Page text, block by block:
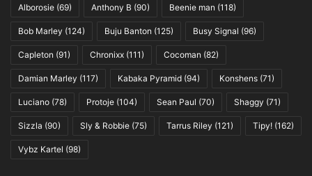
Alborosie (69) Anthony B (90) Beenie man (118)
Bob Marley (124) Buju Banton (125) Busy Signal (96)
Capleton (91) Chronixx (111) Cocoman (82)
Damian Marley (117) Kabaka Pyramid (94) Konshens (71)
Luciano (78) Protoje (104) Sean Paul (70) Shaggy (71)
Sizzla (90) Sly & Robbie (75) Tarrus Riley (121) Tipy! (162)
Vybz Kartel (98)